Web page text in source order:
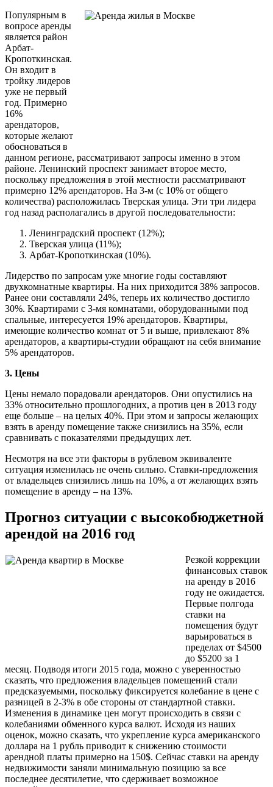
Популярным в
вопросе аренды
является район
Арбат-
Кропоткинская.
Он входит в
тройку лидеров
уже не первый
год. Примерно
16%
арендаторов,
которые желают
обосноваться в
данном регионе, рассматривают запросы именно в этом
районе. Ленинский проспект занимает второе место,
поскольку предложения в этой местности рассматривают
примерно 12% арендаторов. На 3-м (с 10% от общего
количества) расположилась Тверская улица. Эти три лидера
год назад располагались в другой последовательности:
Ленинградский проспект (12%);
Тверская улица (11%);
Арбат-Кропоткинская (10%).
Лидерство по запросам уже многие годы составляют
двухкомнатные квартиры. На них приходится 38% запросов.
Ранее они составляли 24%, теперь их количество достигло
30%. Квартирами с 3-мя комнатами, оборудованными под
спальные, интересуется 19% арендаторов. Квартиры,
имеющие количество комнат от 5 и выше, привлекают 8%
арендаторов, а квартиры-студии обращают на себя внимание
5% арендаторов.
3. Цены
Цены немало порадовали арендаторов. Они опустились на
33% относительно прошлогодних, а против цен в 2013 году
еще больше – на целых 40%. При этом и запросы желающих
взять в аренду помещение также снизились на 35%, если
сравнивать с показателями предыдущих лет.
Несмотря на все эти факторы в рублевом эквиваленте
ситуация изменилась не очень сильно. Ставки-предложения
от владельцев снизились лишь на 10%, а от желающих взять
помещение в аренду – на 13%.
Прогноз ситуации с высокобюджетной
арендой на 2016 год
Резкой коррекции
финансовых ставок
на аренду в 2016
году не ожидается.
Первые полгода
ставки на
помещения будут
варьироваться в
пределах от $4500
до $5200 за 1
месяц. Подводя итоги 2015 года, можно с уверенностью
сказать, что предложения владельцев помещений стали
предсказуемыми, поскольку фиксируется колебание в цене с
разницей в 2-3% в обе стороны от стандартной ставки.
Изменения в динамике цен могут происходить в связи с
колебаниями обменного курса валют. Исходя из наших
оценок, можно сказать, что укрепление курса американского
доллара на 1 рубль приводит к снижению стоимости
арендной платы примерно на 150$. Сейчас ставки на аренду
недвижимости заняли минимальную позицию за все
последнее десятилетие, что сдерживает возможное